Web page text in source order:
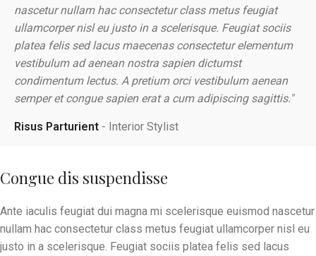
nascetur nullam hac consectetur class metus feugiat
ullamcorper nisl eu justo in a scelerisque. Feugiat sociis
platea felis sed lacus maecenas consectetur elementum
vestibulum ad aenean nostra sapien dictumst
condimentum lectus. A pretium orci vestibulum aenean
semper et congue sapien erat a cum adipiscing sagittis."
Risus Parturient Interior Stylist
Congue dis suspendisse
Ante iaculis feugiat dui magna mi scelerisque euismod nascetur
nullam hac consectetur class metus feugiat ullamcorper nisl eu
justo in a scelerisque. Feugiat sociis platea felis sed lacus